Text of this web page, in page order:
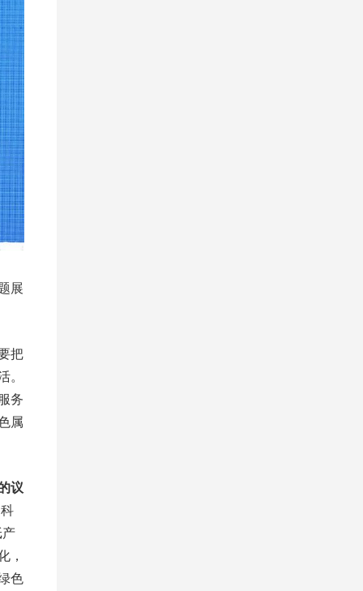
展
把
。
务
属
议
产
，
色